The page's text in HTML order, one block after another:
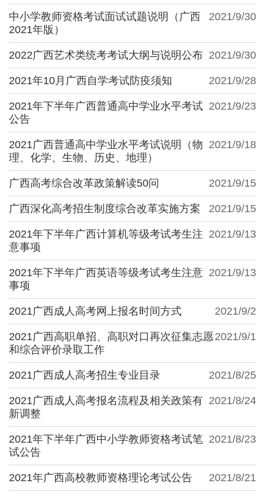
2021/9/30
中小学教师资格考试面试试题说明（广西
2021年版）
2021/9/30
2022广西艺术类统考考试大纲与说明公布
2021/9/28
2021年10月广西自学考试防疫须知
2021/9/23
2021年下半年广西普通高中学业水平考试
公告
2021/9/18
2021广西普通高中学业水平考试说明（物
理、化学、生物、历史、地理）
2021/9/15
广西高考综合改革政策解读50问
2021/9/15
广西深化高考招生制度综合改革实施方案
2021/9/13
2021年下半年广西计算机等级考试考生注
意事项
2021/9/13
2021年下半年广西英语等级考试考生注意
事项
2021/9/2
2021广西成人高考网上报名时间方式
2021/9/1
2021广西高职单招、高职对口再次征集志愿
和综合评价录取工作
2021/8/25
2021广西成人高考招生专业目录
2021/8/24
2021广西成人高考报名流程及相关政策有
新调整
2021/8/23
2021年下半年广西中小学教师资格考试笔
试公告
2021/8/21
2021年广西高校教师资格理论考试公告